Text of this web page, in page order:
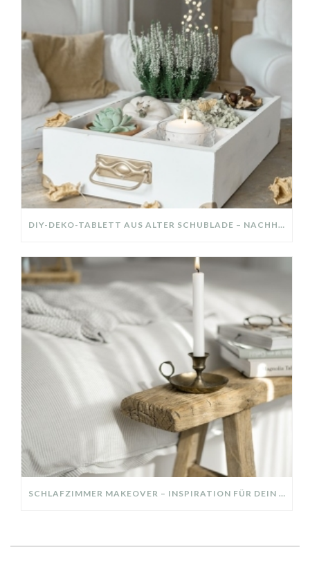
DIY-DEKO-TABLETT AUS ALTER SCHUBLADE – NACHHALTIGE HERBSTDEKO SELBER MACHEN!
SCHLAFZIMMER MAKEOVER – INSPIRATION FÜR DEIN SCHLAFZIMMER: AUS ALT MACH NEU – HELL, GEMÜTLICH UND EINLADEND